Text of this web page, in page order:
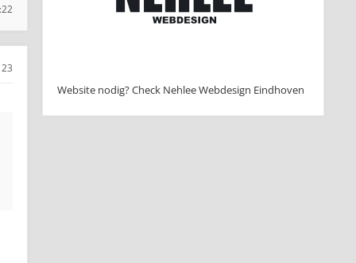
23
Website nodig? Check Nehlee Webdesign Eindhoven